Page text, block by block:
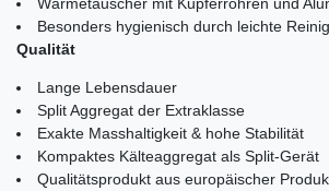
Besonders hygienisch durch leichte
Qualität
Lange Lebensdauer
Split Aggregat der Extraklasse
Exakte Masshaltigkeit & hohe Stabilität
Kompaktes Kälteaggregat als Split-Gerät
Qualitätsprodukt aus europäischer